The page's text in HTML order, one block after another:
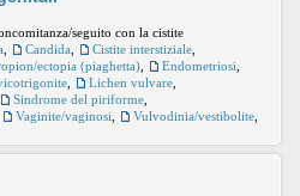
seguito con la cistite
Candida Cistite interstiziale
ectopia (piaghetta) Endometriosi
Lichen vulvare
Sindrome del piriforme
Vaginite/vaginosi Vulvodinia/vestibolite